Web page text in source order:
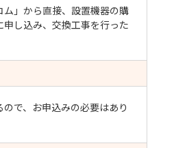
ム」から直接、設置機器の購
し込み、交換工事を行った
で、お申込みの必要はあり